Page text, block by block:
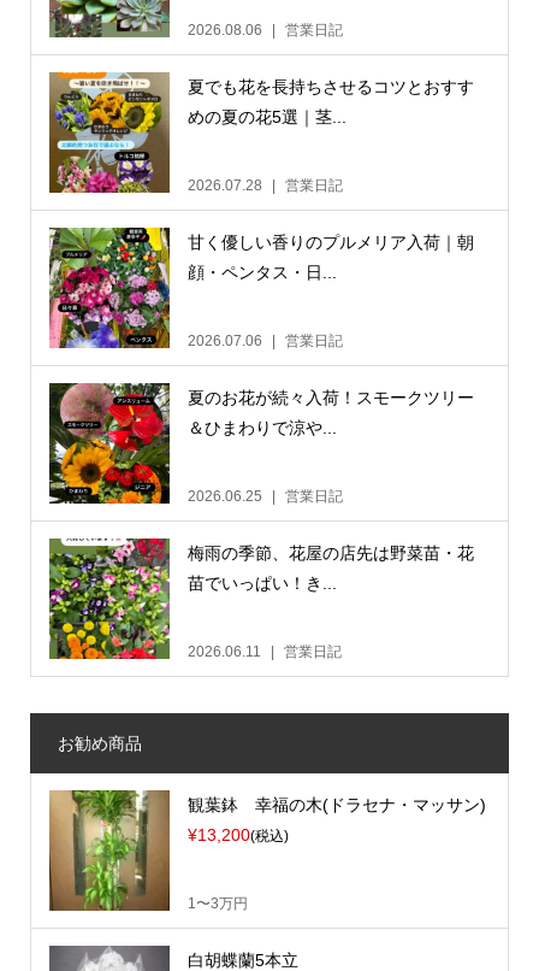
2026.08.06 営業日記
夏でも花を長持ちさせるコツとおすす
めの夏の花5選｜茎...
2026.07.28 営業日記
甘く優しい香りのプルメリア入荷｜朝
顔・ペンタス・日...
2026.07.06 営業日記
夏のお花が続々入荷！スモークツリー
＆ひまわりで涼や...
2026.06.25 営業日記
梅雨の季節、花屋の店先は野菜苗・花
苗でいっぱい！き...
2026.06.11 営業日記
お勧め商品
観葉鉢 幸福の木(ドラセナ・マッサン)
¥13,200(税込)
1〜3万円
白胡蝶蘭5本立